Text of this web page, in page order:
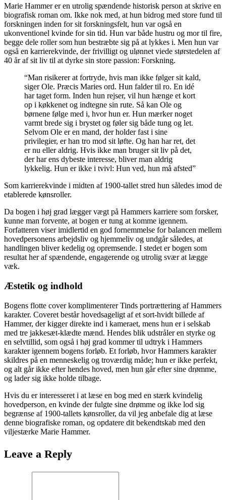
Marie Hammer er en utrolig spændende historisk person at skrive en
biografisk roman om. Ikke nok med, at hun bidrog med store fund til
forskningen inden for sit forskningsfelt, hun var også en
ukonventionel kvinde for sin tid. Hun var både hustru og mor til fire,
begge dele roller som hun bestræbte sig på at lykkes i. Men hun var
også en karrierekvinde, der frivilligt og ulønnet viede størstedelen af
40 år af sit liv til at dyrke sin store passion: Forskning.
“Man risikerer at fortryde, hvis man ikke følger sit kald,
siger Ole. Præcis Maries ord. Hun falder til ro. En idé
har taget form. Inden hun rejser, vil hun hænge et kort
op i køkkenet og indtegne sin rute. Så kan Ole og
børnene følge med i, hvor hun er. Hun mærker noget
varmt brede sig i brystet og føler sig både tung og let.
Selvom Ole er en mand, der holder fast i sine
privilegier, er han tro mod sit løfte. Og han har ret, det
er nu eller aldrig. Hvis ikke man bruger sit liv på det,
der har ens dybeste interesse, bliver man aldrig
lykkelig. Hun er ikke i tvivl: Hun ved, hun må afsted”
Som karrierekvinde i midten af 1900-tallet stred hun således imod de
etablerede kønsroller.
Da bogen i høj grad lægger vægt på Hammers karriere som forsker,
kunne man forvente, at bogen er tung at komme igennem.
Forfatteren viser imidlertid en god fornemmelse for balancen mellem
hovedpersonens arbejdsliv og hjemmeliv og undgår således, at
handlingen bliver kedelig og opremsende. I stedet er bogen som
resultat her af spændende, engagerende og utrolig svær at lægge
væk.
Æstetik og indhold
Bogens flotte cover komplimenterer Tinds portrættering af Hammers
karakter. Coveret består hovedsageligt af et sort-hvidt billede af
Hammer, der kigger direkte ind i kameraet, mens hun er i selskab
med tre jakkesæt-klædte mænd. Hendes blik udstråler en styrke og
en selvtillid, som også i høj grad kommer til udtryk i Hammers
karakter igennem bogens forløb. Et forløb, hvor Hammers karakter
skildres på en menneskelig og troværdig måde; hun er ikke perfekt,
og alt går ikke efter hendes hoved, men hun går efter sine drømme,
og lader sig ikke holde tilbage.
Hvis du er interesseret i at læse en bog med en stærk kvindelig
hovedperson, en kvinde der fulgte sine drømme og ikke lod sig
begrænse af 1900-tallets kønsroller, da vil jeg anbefale dig at læse
denne biografiske roman, og opdatere dit bekendtskab med den
viljestærke Marie Hammer.
Leave a Reply